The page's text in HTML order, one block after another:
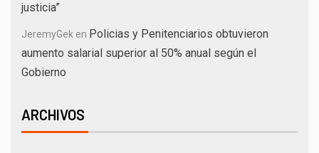
justicia”
JeremyGek en Policias y Penitenciarios obtuvieron
aumento salarial superior al 50% anual según el
Gobierno
ARCHIVOS